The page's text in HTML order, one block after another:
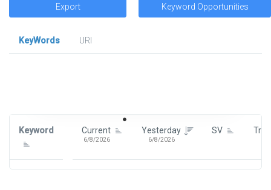
Export Keyword Opportunities
KeyWords
URl
Keyword Current
6/8/2026
Yesterday
6/8/2026
SV